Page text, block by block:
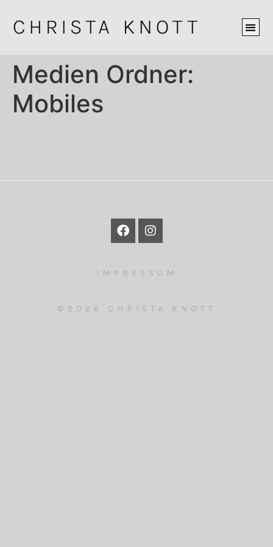
Medien Ordner:
Mobiles
©2026 CHRISTA KNOTT
IMPRESSUM